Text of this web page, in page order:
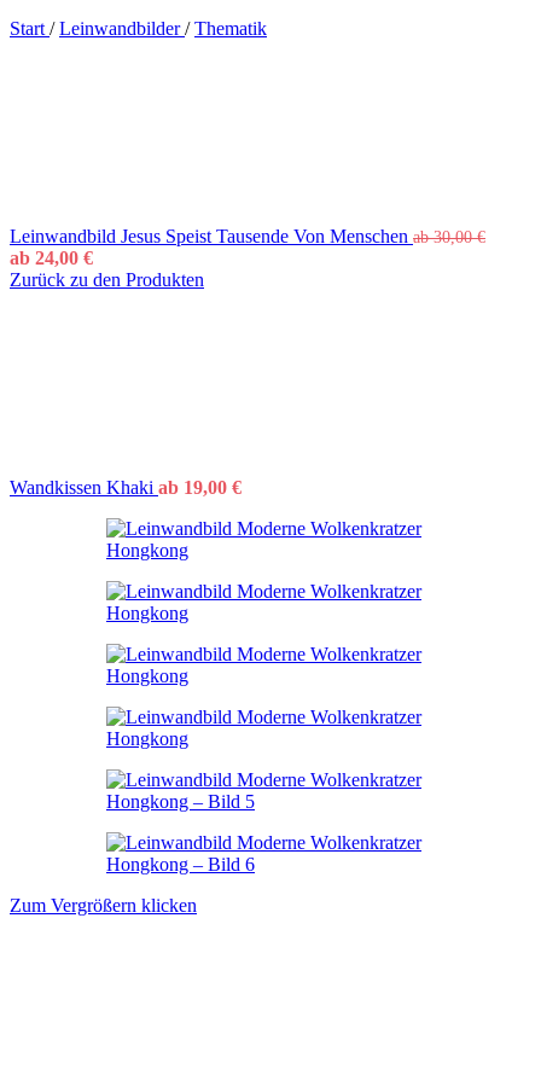
Start / Leinwandbilder/ Thematik
Leinwandbild Jesus Speist Tausende Von Menschen ab30,00€
ab 24,00 €
Zurück zu den Produkten
Wandkissen Khaki ab 19,00 €
Zum Vergrößern klicken